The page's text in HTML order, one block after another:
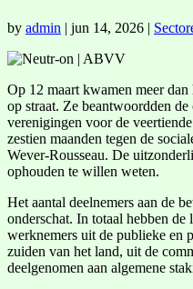
by admin | jun 14, 2026 |
Op 12 maart kwamen meer
op straat. Ze beantwoordden
verenigingen voor de
zestien maanden tegen de
Wever-Rousseau. De
ophouden te willen weten.
Het aantal deelnemers aan de
onderschat. In totaal hebben de
werknemers uit de publieke en
zuiden van het land, uit de
deelgenomen aan algemene